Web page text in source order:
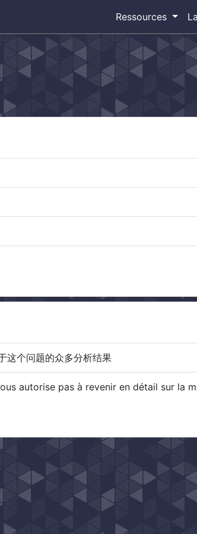
Ressources
这个问题的众多分析结果
autorise pas à revenir en détail sur la